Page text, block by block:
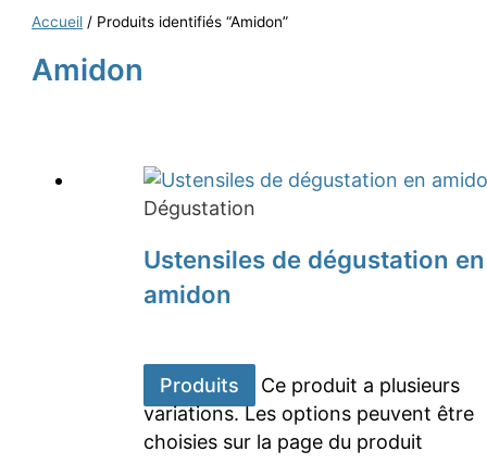
Accueil / Produits identifiés “Amidon”
Amidon
Dégustation
Ustensiles de dégustation en
amidon
Produits
Ce produit a plusieurs
variations. Les options peuvent être
choisies sur la page du produit